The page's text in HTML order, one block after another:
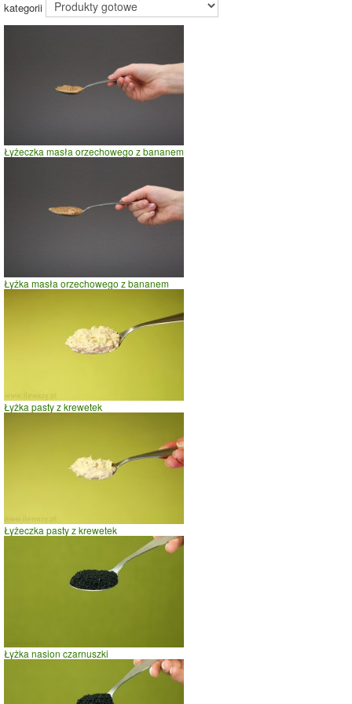
62%
Czas potrzebny na spalenie porcji ze zdjęcia
zobacz dla swojej wagi
0
spacer
Łyżeczka masła orzechowego 30 % mniej tłuszczu
kategorii
Łyżeczka masła orzechowego z bananem
Łyżka masła orzechowego z bananem
Łyżka pasty z krewetek
Łyżeczka pasty z krewetek
Łyżka nasion czarnuszki